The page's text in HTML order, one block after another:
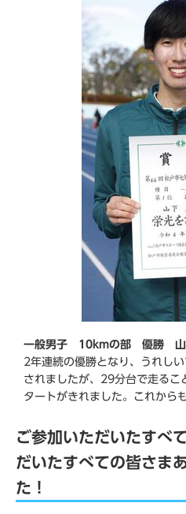
一般男子 10kmの部 優勝 山
2年連続の優勝となり、うれし
されましたが、29分台で走るこ
タートがきれました。これから
ご参加いただいたすべ
だいたすべての皆さま
た！